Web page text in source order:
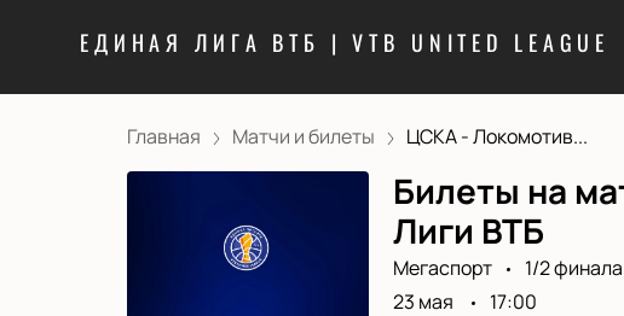
ЕДИНАЯ ЛИГА ВТБ | VTB UNITED LEAGUE
Главная Матчи и билеты ЦСКА - Локомотив...
Билеты на
Лиги ВТБ
Мегаспорт 1/2
23 мая
17:00